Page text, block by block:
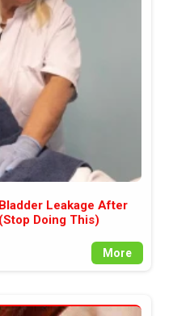
Leakage After
Doing This)
More